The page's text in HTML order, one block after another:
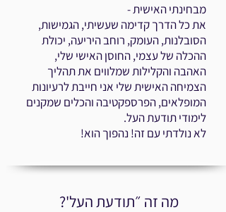
מבחינתי האישית -
את כל הדרך קדימה שעשיתי, הגמישות,
הסובלנות, העומק, רוחב היריעה, יכולת
ההכלה של עצמי, החוסן האישי שלי,
האהבה והקלילות שמלווים את תהליך
הצמיחה האישית שלי אני חייבת לרעיונות
המופלאים, הפרספקטיבה והכלים שמקנים
לימודי תודעת העל.
לא נולדתי עם זה! נהפוך הוא!
מה זה ״תודעת העל'?